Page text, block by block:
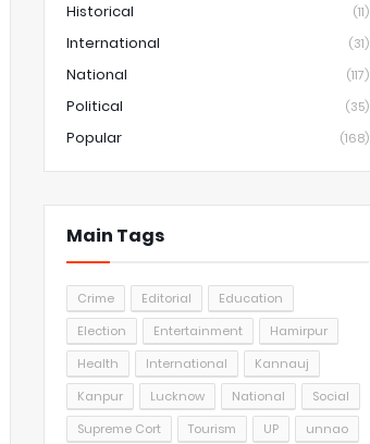
Historical (11)
International (31)
National (117)
Political (35)
Popular (168)
Main Tags
Crime Editorial
Education
Election
Entertainment
Hamirpur
Health
International
Kannauj
Kanpur
Lucknow National
Social
Supreme Cort
Tourism UP unnao